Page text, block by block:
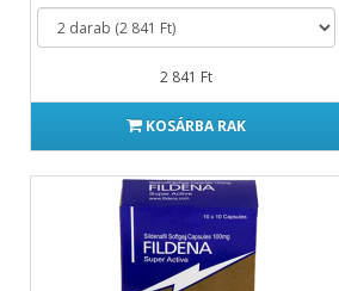
2 841 Ft
KOSÁRBA RAK